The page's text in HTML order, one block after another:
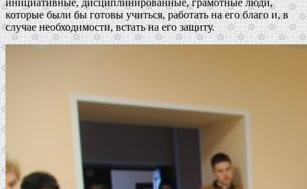
инициативные, дисциплинированные, грамотные люди,
которые были бы готовы учиться, работать на его благо и, в
случае необходимости, встать на его защиту.